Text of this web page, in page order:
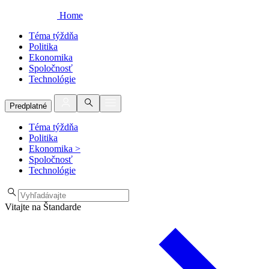
Home
Téma týždňa
Politika
Ekonomika
Spoločnosť
Technológie
Predplatné
Téma týždňa
Politika
Ekonomika >
Spoločnosť
Technológie
Vitajte na Štandarde